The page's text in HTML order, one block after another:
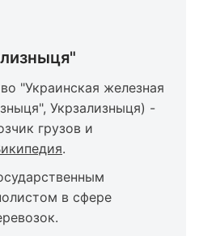
"Украинская железная
Укрзализныця) -
грузов и
.
в сфере